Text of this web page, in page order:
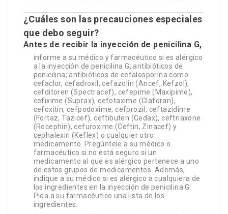
¿Cuáles son las precauciones especiales
que debo seguir?
Antes de recibir la inyección de penicilina G,
informe a su médico y farmacéutico si es alérgico
a la inyección de penicilina G; antibióticos de
penicilina; antibióticos de cefalosporina como
cefaclor, cefadroxil, cefazolin (Ancef, Kefzol),
cefditoren (Spectracef), cefepime (Maxipime),
cefixime (Suprax), cefotaxime (Claforan),
cefoxitin, cefpodoxime, cefprozil, ceftazidime
(Fortaz, Tazicef), ceftibuten (Cedax), ceftriaxone
(Rocephin), cefuroxime (Ceftin, Zinacef) y
cephalexin (Keflex) o cualquier otro
medicamento. Pregúntele a su médico o
farmacéutico si no está seguro si un
medicamento al que es alérgico pertenece a uno
de estos grupos de medicamentos. Además,
indique a su médico si es alérgico a cualquiera de
los ingredientes en la inyección de penicilina G.
Pida a su farmacéutico una lista de los
ingredientes.